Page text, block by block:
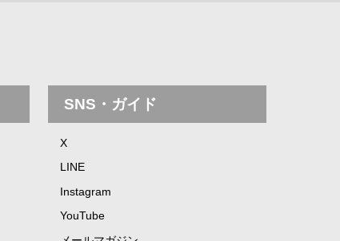
SNS・ガイド
X
LINE
Instagram
YouTube